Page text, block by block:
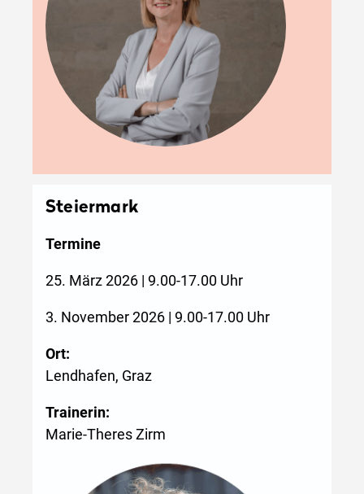
Steiermark
Termine
25. März 2026 | 9.00-17.00 Uhr
3. November 2026 | 9.00-17.00 Uhr
Ort:
Lendhafen, Graz
Trainerin:
Marie-Theres Zirm